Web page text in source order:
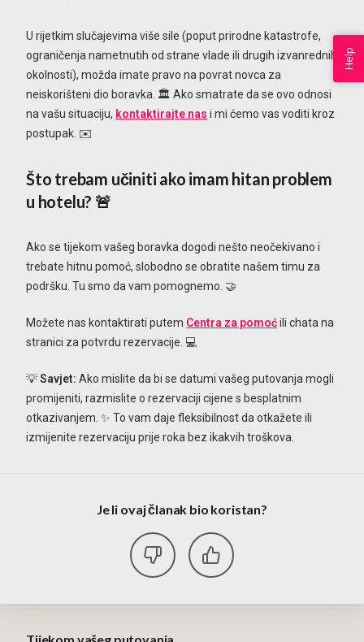
U rijetkim slučajevima više sile (poput prirodne katastrofe,
ograničenja nametnutih od strane vlade ili drugih izvanrednih
okolnosti), možda imate pravo na povrat novca za
neiskorišteni dio boravka. 🏛️ Ako smatrate da se ovo odnosi
na vašu situaciju, kontaktirajte nas i mi ćemo vas voditi kroz
postupak. ✉️
Što trebam učiniti ako imam hitan problem
u hotelu? 🚨
Ako se tijekom vašeg boravka dogodi nešto neočekivano i
trebate hitnu pomoć, slobodno se obratite našem timu za
podršku. Tu smo da vam pomognemo. 🤝
Možete nas kontaktirati putem Centra za pomoćili chata na
stranici za potvrdu rezervacije. 💻
💡Savjet: Ako mislite da bi se datumi vašeg putovanja mogli
promijeniti, razmislite o rezervaciji cijene s besplatnim
otkazivanjem. ✨ To vam daje fleksibilnost da otkažete ili
izmijenite rezervaciju prije roka bez ikakvih troškova.
Je li ovaj članak bio koristan?
Help